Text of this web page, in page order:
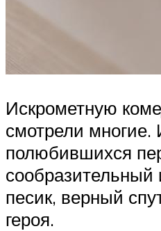
Искрометную
смотрели
полюбившихся
песик, верный
героя.